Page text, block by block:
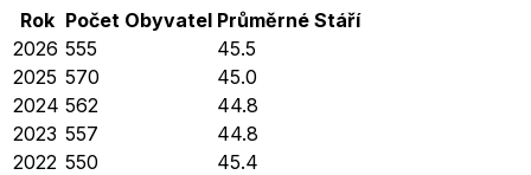
Rok Počet Obyvatel Průměrné Stáří
2026 555
45.5
2025 570
45.0
2024 562
44.8
2023 557
44.8
2022 550
45.4